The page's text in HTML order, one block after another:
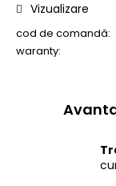
cod de comandă:
waranty:
Vizualizare